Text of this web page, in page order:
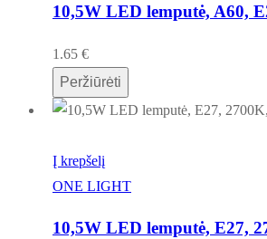
10,5W LED lemputė, A60,
1.65 €
Peržiūrėti
Į krepšelį
ONE LIGHT
10,5W LED lemputė, E27,